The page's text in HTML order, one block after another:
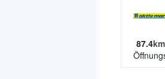
87.4km